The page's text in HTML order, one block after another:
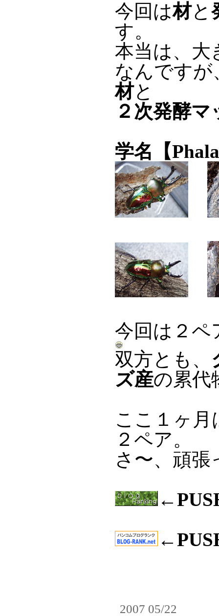
今回は材と
す。
本当は、大
なんですが
材と
２次発酵マ
学名【
今回は２ペ
双方とも、
ズ産の累代
ここ１ヶ
２ペア。
さ〜、頑
2007 05/22